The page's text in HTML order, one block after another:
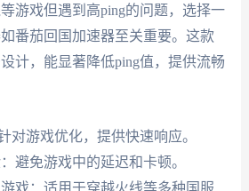
游戏但遇到高ping的问题，选择一
番茄回国加速器至关重要。这款
计，能显著降低ping值，提供流畅
对游戏优化，提供快速响应。
避免游戏中的延迟和卡顿。
戏：适用于穿越火线等多种国服